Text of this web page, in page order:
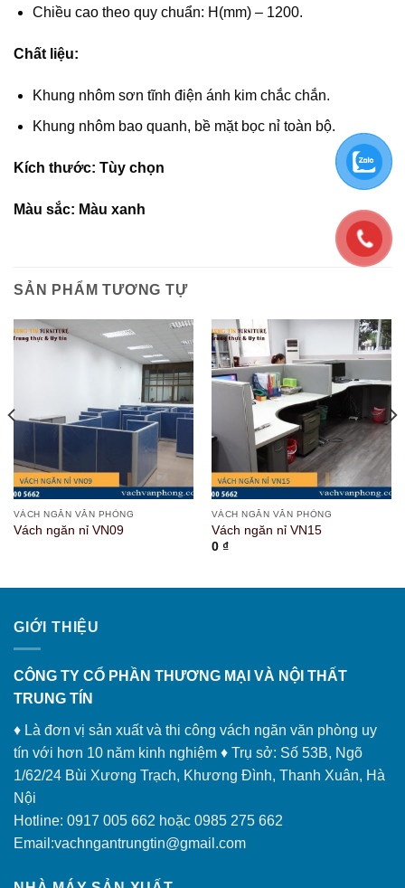
Chiều cao theo quy chuẩn: H(mm) – 1200.
Chất liệu:
Khung nhôm sơn tĩnh điện ánh kim chắc chắn.
Khung nhôm bao quanh, bề mặt bọc nỉ toàn bộ.
Kích thước: Tùy chọn
Màu sắc: Màu xanh
SẢN PHẨM TƯƠNG TỰ
VÁCH NGĂN VĂN PHÒNG
Vách ngăn nỉ VN09
VÁCH NGĂN VĂN PHÒNG
Vách ngăn nỉ VN15
0 ₫
GIỚI THIỆU
CÔNG TY CỔ PHẦN THƯƠNG MẠI VÀ NỘI THẤT
TRUNG TÍN
♦ Là đơn vị sản xuất và thi công vách ngăn văn phòng uy
tín với hơn 10 năm kinh nghiệm ♦ Trụ sở: Số 53B, Ngõ
1/62/24 Bùi Xương Trạch, Khương Đình, Thanh Xuân, Hà
Nội
Hotline: 0917 005 662 hoặc 0985 275 662
Email:vachngantrungtin@gmail.com